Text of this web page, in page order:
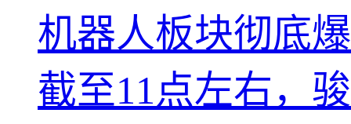
机器人板块彻底
截至11点左右，